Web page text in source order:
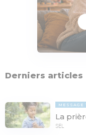
Derniers articles
MESSAGE
La
SEL